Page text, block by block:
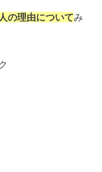
の理由についてみ